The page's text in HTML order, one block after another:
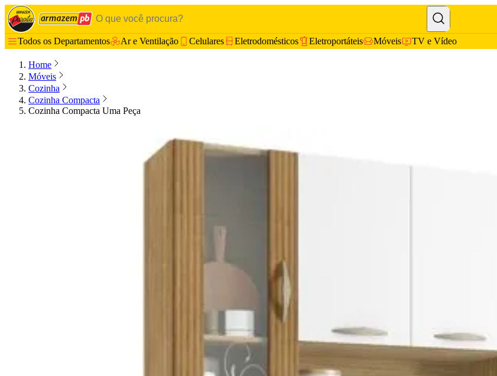
Todos os Departamentos Ar e Ventilação Celulares Eletrodomésticos Eletroportáteis Móveis TV e Vídeo
Home
Móveis
Cozinha
Cozinha Compacta
Cozinha Compacta Uma Peça